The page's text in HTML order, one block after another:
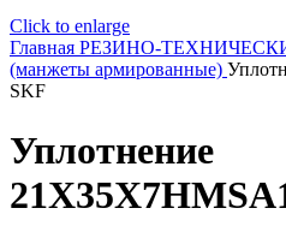
Click to enlarge
Главная РЕЗИНО-
(манжеты армированные)
SKF
Уплотнение